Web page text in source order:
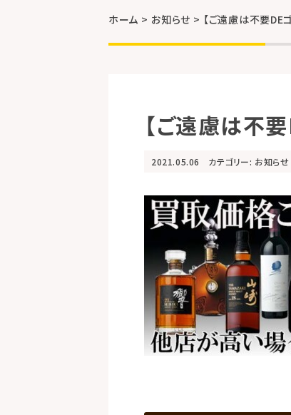
ホーム お知らせ 【ご遠慮は不要DE
【ご遠慮は不
2021.05.06 カテゴリー: お知らせ